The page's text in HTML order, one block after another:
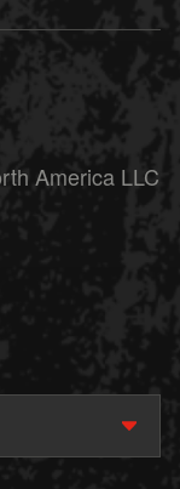
America LLC